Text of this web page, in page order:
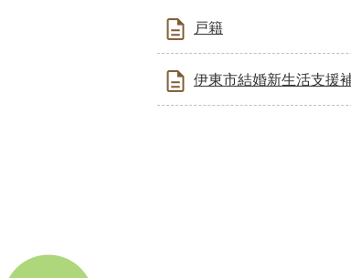
戸籍
伊東市結婚新生活支援